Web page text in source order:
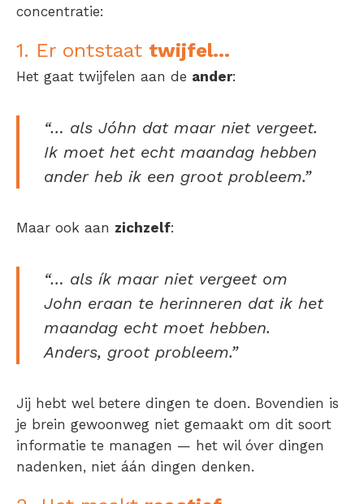
concentratie:
1. Er ontstaat twijfel…
Het gaat twijfelen aan de ander:
“… als Jóhn dat maar niet vergeet.
Ik moet het echt maandag hebben
ander heb ik een groot probleem.”
Maar ook aan zichzelf:
“… als ík maar niet vergeet om
John eraan te herinneren dat ik het
maandag echt moet hebben.
Anders, groot probleem.”
Jij hebt wel betere dingen te doen. Bovendien is
je brein gewoonweg niet gemaakt om dit soort
informatie te managen — het wil óver dingen
nadenken, niet áán dingen denken.